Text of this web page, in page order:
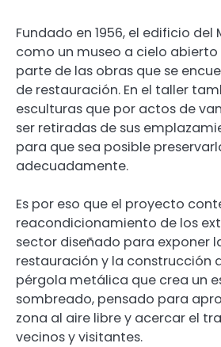
Fundado en 1956, el edificio del
como un museo a cielo abierto
parte de las obras que se
de restauración. En el taller
esculturas que por actos de
ser retiradas de sus
para que sea posible
adecuadamente.
Es por eso que el proyecto
reacondicionamiento de los
sector diseñado para exponer
restauración y la construcción
pérgola metálica que crea un
sombreado, pensado para
zona al aire libre y acercar el
vecinos y visitantes.